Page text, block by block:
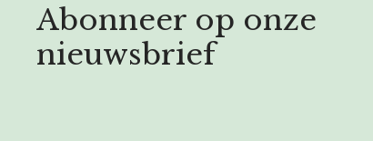
Abonneer op onze
nieuwsbrief